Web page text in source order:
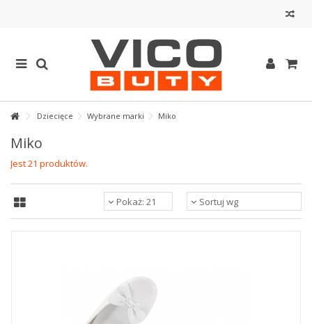
Dziecięce Wybrane marki Miko
Miko
Jest 21 produktów.
Sortuj wg
Pokaż: 21